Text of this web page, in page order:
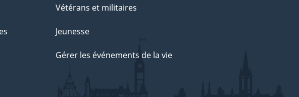
Vétérans et militaires
Jeunesse
Gérer les événements de la vie